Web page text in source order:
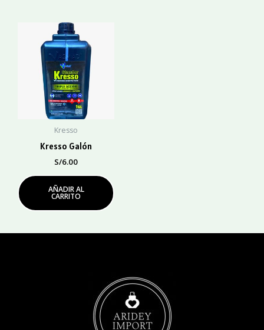
Kresso
Kresso Galón
S/6.00
AÑADIR AL
CARRITO